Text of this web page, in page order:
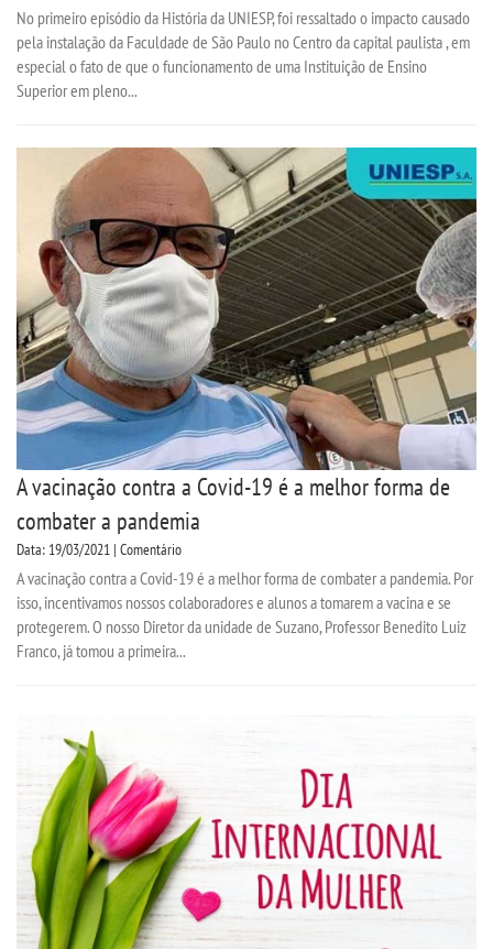
No primeiro episódio da História da UNIESP, foi ressaltado o impacto causado
pela instalação da Faculdade de São Paulo no Centro da capital paulista , em
especial o fato de que o funcionamento de uma Instituição de Ensino
Superior em pleno...
A vacinação contra a Covid-19 é a melhor forma de
combater a pandemia
Data: 19/03/2021 | Comentário
A vacinação contra a Covid-19 é a melhor forma de combater a pandemia. Por
isso, incentivamos nossos colaboradores e alunos a tomarem a vacina e se
protegerem. O nosso Diretor da unidade de Suzano, Professor Benedito Luiz
Franco, já tomou a primeira...